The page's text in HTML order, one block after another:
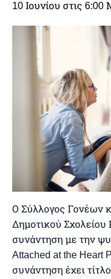
10 Ιουνίου στις
Ο Σύλλογος Γονέων
Δημοτικού Σχολείου
συνάντηση με την
Attached at the Heart
συνάντηση έχει τίτλο